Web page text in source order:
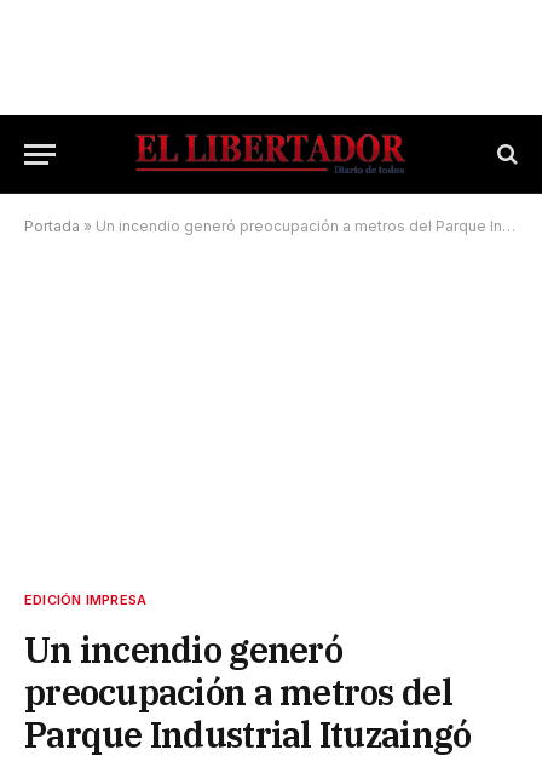
Portada » Un incendio generó preocupación a metros del Parque Industrial Ituzaingó
EDICIÓN IMPRESA
Un incendio generó
preocupación a metros del
Parque Industrial Ituzaingó